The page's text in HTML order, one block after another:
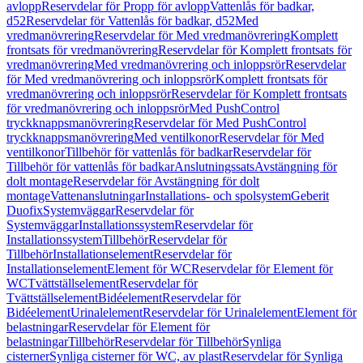
avloppReservdelar för Propp för avloppVattenlås för badkar,
d52Reservdelar för Vattenlås för badkar, d52Med
vredmanövreringReservdelar för Med vredmanövreringKomplett
frontsats för vredmanövreringReservdelar för Komplett frontsats för
vredmanövreringMed vredmanövrering och inloppsrörReservdelar
för Med vredmanövrering och inloppsrörKomplett frontsats för
vredmanövrering och inloppsrörReservdelar för Komplett frontsats
för vredmanövrering och inloppsrörMed PushControl
tryckknappsmanövreringReservdelar för Med PushControl
tryckknappsmanövreringMed ventilkonorReservdelar för Med
ventilkonorTillbehör för vattenlås för badkarReservdelar för
Tillbehör för vattenlås för badkarAnslutningssatsAvstängning för
dolt montageReservdelar för Avstängning för dolt
montageVattenanslutningarInstallations- och spolsystemGeberit
DuofixSystemväggarReservdelar för
SystemväggarInstallationssystemReservdelar för
InstallationssystemTillbehörReservdelar för
TillbehörInstallationselementReservdelar för
InstallationselementElement för WCReservdelar för Element för
WCTvättställselementReservdelar för
TvättställselementBidéelementReservdelar för
BidéelementUrinalelementReservdelar för UrinalelementElement för
belastningarReservdelar för Element för
belastningarTillbehörReservdelar för TillbehörSynliga
cisternerSynliga cisterner för WC, av plastReservdelar för Synliga